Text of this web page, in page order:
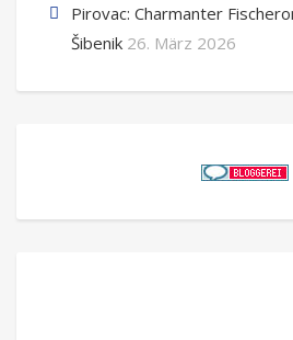
Pirovac: Charmanter
Šibenik 26. März 2026